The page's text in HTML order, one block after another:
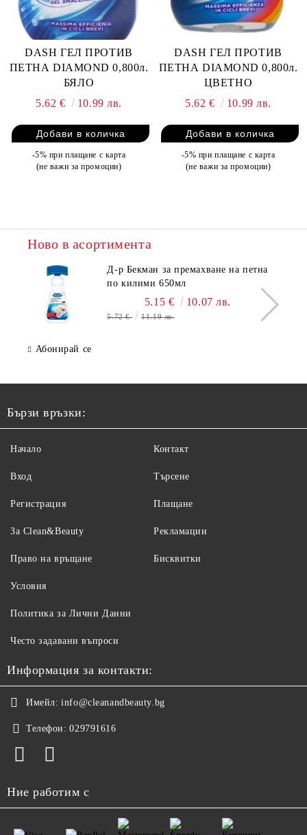
DASH ГЕЛ ПРОТИВ
ПЕТНА DIAMOND 0,800л.
БЯЛО
5.62 €
10.99 лв.
-5% при плащане с карта
(не важи за промоции)
DASH ГЕЛ ПРОТИВ
ПЕТНА DIAMOND 0,800л.
ЦВЕТНО
5.62 €
10.99 лв.
-5% при плащане с карта
(не важи за промоции)
Ново в асортимента
Д-р Бекман за премахване на петна
по килими 650мл
5.15 € 10.07 лв.
5.72 € 11.19 лв.
Абонирай се
Бързи връзки:
Начало
Вход
Регистрация
За Clean&Beauty
Контакт
Търсене
Плащане
Рекламации
Право на връщане
Условия
Политика за Лични Данни
Често задавани въпроси
Бисквитки
Информация за контакти:
Имейл: info@cleanandbeauty.bg
Телефон: 029791616
Ние работим с